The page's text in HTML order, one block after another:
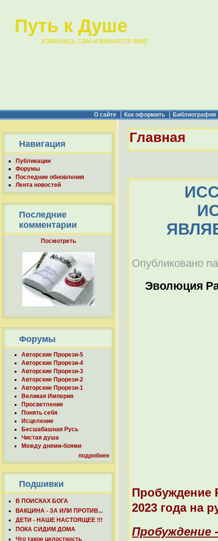
Путь к Душе
изменись сам-изменится мир
О сайте Как оформить Библиография
Навигация
Публикации
Форумы
Последние обновления
Лента новостей
Последние
комментарии
Посмотреть
Форумы
Авторские Прорези-5
Авторские Прорези-4
Авторские Прорези-3
Авторские Прорези-2
Авторские Прорези-1
Великая Империя
Просветление
Понять себя
Исцеление
Бесшабашная Русь
Чистая душа
Между днями-боями
подробнее
Подшивки
В ПОИСКАХ БОГА
ВАКЦИНА - ЗА ИЛИ ПРОТИВ...
ДЕТИ - НАШЕ НАСТОЯЩЕЕ !!!
ПОКА СИДИМ ДОМА
Что такое целостность
Главная
Опубликовано
Эволюция
Пробуждение
2023 года на
Пробуждение